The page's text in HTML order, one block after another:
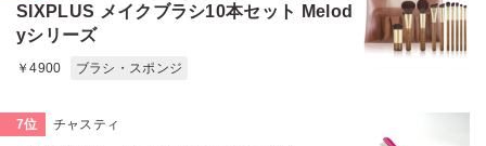
SIXPLUS メイクブラシ10本セット Melod
yシリーズ
￥4900 ブラシ・スポンジ
7位 チャスティ